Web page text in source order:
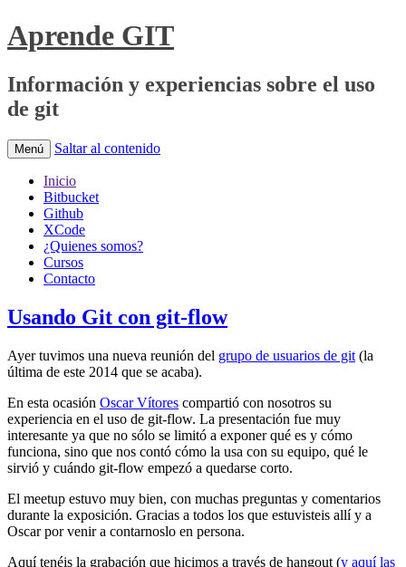
Aprende GIT
Información y experiencias sobre el uso
de git
Menú Saltar al contenido
Inicio
Bitbucket
Github
XCode
¿Quienes somos?
Cursos
Contacto
Usando Git con git-flow
Ayer tuvimos una nueva reunión del grupo de usuarios de git (la
última de este 2014 que se acaba).
En esta ocasión Oscar Vítores compartió con nosotros su
experiencia en el uso de git-flow. La presentación fue muy
interesante ya que no sólo se limitó a exponer qué es y cómo
funciona, sino que nos contó cómo la usa con su equipo, qué le
sirvió y cuándo git-flow empezó a quedarse corto.
El meetup estuvo muy bien, con muchas preguntas y comentarios
durante la exposición. Gracias a todos los que estuvisteis allí y a
Oscar por venir a contarnoslo en persona.
Aquí tenéis la grabación que hicimos a través de hangout (y aquí las